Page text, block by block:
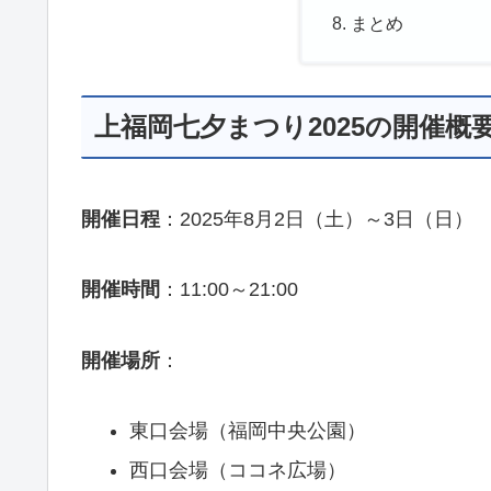
まとめ
上福岡七夕まつり2025の開催概
開催日程 ：2025年8月2日（土）～3日（日）
開催時間 ：11:00～21:00
開催場所 ：
東口会場（福岡中央公園）
西口会場（ココネ広場）